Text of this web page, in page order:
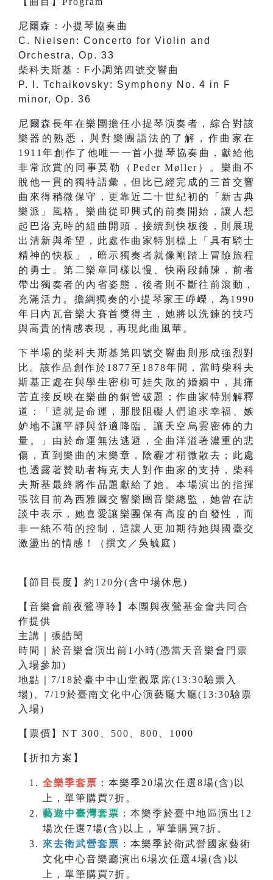
尼爾森：小提琴協奏曲
C. Nielsen: Concerto for Violin and
Orchestra, Op. 33
柴科夫斯基：F小調第四號交響曲
P. I. Tchaikovsky: Symphony No. 4 in F
minor, Op. 36
尼爾森長年在樂團擔任小提琴演奏者，綜合對該
樂器的熟悉，與對樂團語法的了解，作曲家在
1911年創作了他唯一一首小提琴協奏曲，獻給他
非常欣賞的同事莫勒（Peder Møller）。樂曲不
脫他一貫的獨特語彙，但比已經完成的三首交響
曲來得稍微保守，更靠近二十世紀初的「新古典
樂派」風格。樂曲從即興式的前奏開始，讓人想
起巴洛克時的組曲開頭，接續到快板後，則展現
出清新與希望，此處作曲家特別標上「具有騎士
精神的快板」，暗示獨奏者就像剛踏上冒險旅程
的勇士。第二樂章同樣以慢、快兩段鋪陳，前者
帶出獨奏者的內省姿態，後者則不斷往前滾動，
充滿活力。擔綱獨奏的小提琴家王崢嶸，為1990
年日內瓦音樂大賽首獎得主，她將以洗鍊的技巧
與高貴的情感表現，再現此曲風華。
下半場的柴科夫斯基第四號交響曲則形成強烈對
比。該作品創作於1877至1878年間，當時柴科夫
斯基正處在與學生密柳可娃失敗的婚姻中，其痛
苦直接反映在樂曲的銅管破題；作曲家特別解釋
道：「這就是命運，那股阻礙人們追求幸福、嫉
妒地不讓平靜與舒適降臨、讓天空烏雲密佈的力
量。」由於命運無法逃避，全曲洋溢著濃重的悲
傷，直到樂曲的末樂章，陰霾才稍微散去；此處
也透露著贊助者梅克夫人對作曲家的支持，柴科
夫斯基最終將作品題獻給了她。本場演出的指揮
張弦目前為西雅圖交響樂團音樂總監，她曾在訪
談中表示，她喜愛讓樂團保有高度的自發性，而
非一絲不苟的控制，這讓人更加期待她與國臺交
激盪出的情感！（撰文／吳毓庭）
【節目長度】約120分(含中場休息)
【音樂會前夜鶯導聆】本團與夜鶯基金會共同合
作提供
主講｜張皓閔
時間｜於音樂會演出前1小時(憑當天音樂會門票
入場參加)
地點｜7/18於臺中中山堂觀眾席(13:30驗票入
場)、7/19於臺南文化中心演藝廳大廳(13:30驗票
入場)
【票價】NT 300、500、800、1000
【折扣方案】
全樂季套票 ：本樂季20場次任選8場(含)以
上，單筆購買7折。
藝遊中臺灣套票 ：本樂季於臺中地區演出12
場次任選7場(含)以上，單筆購買7折。
來去衛武營套票 ：本樂季於衛武營國家藝術
文化中心音樂廳演出6場次任選4場(含)以
上，單筆購買7折。